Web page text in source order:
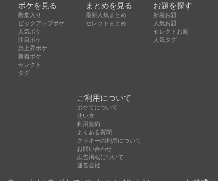
ボケを見る
殿堂入り
ピックアップボケ
人気ボケ
注目ボケ
急上昇ボケ
新着ボケ
セレクト
タグ
まとめを見る
最新人気まとめ
セレクトまとめ
お題を探す
新着お題
人気お題
セレクトお題
人気タグ
ご利用について
ボケてについて
使い方
利用規約
よくある質問
クッキーの利用について
お問い合わせ
広告掲載について
運営会社